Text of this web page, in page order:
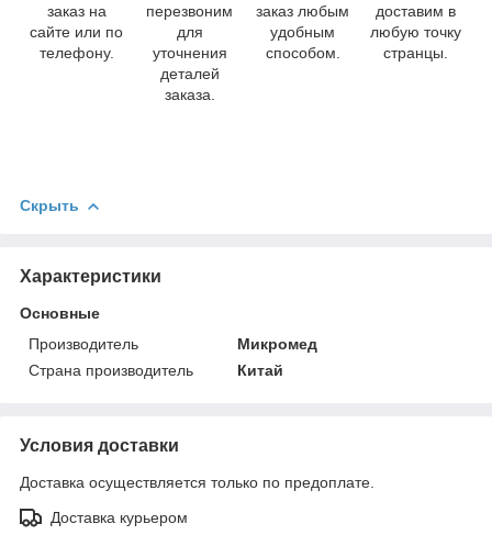
заказ на
сайте или по
телефону.
перезвоним
для
уточнения
деталей
заказа.
заказ любым
удобным
способом.
доставим в
любую точку
странцы.
Скрыть
Характеристики
Основные
Производитель
Микромед
Страна производитель
Китай
Условия доставки
Доставка осуществляется только по предоплате.
Доставка курьером